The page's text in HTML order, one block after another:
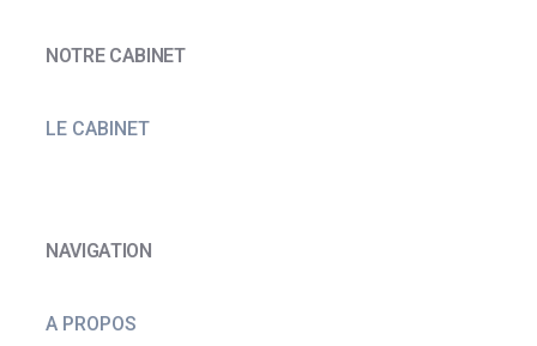
NOTRE CABINET
LE CABINET
NAVIGATION
A PROPOS